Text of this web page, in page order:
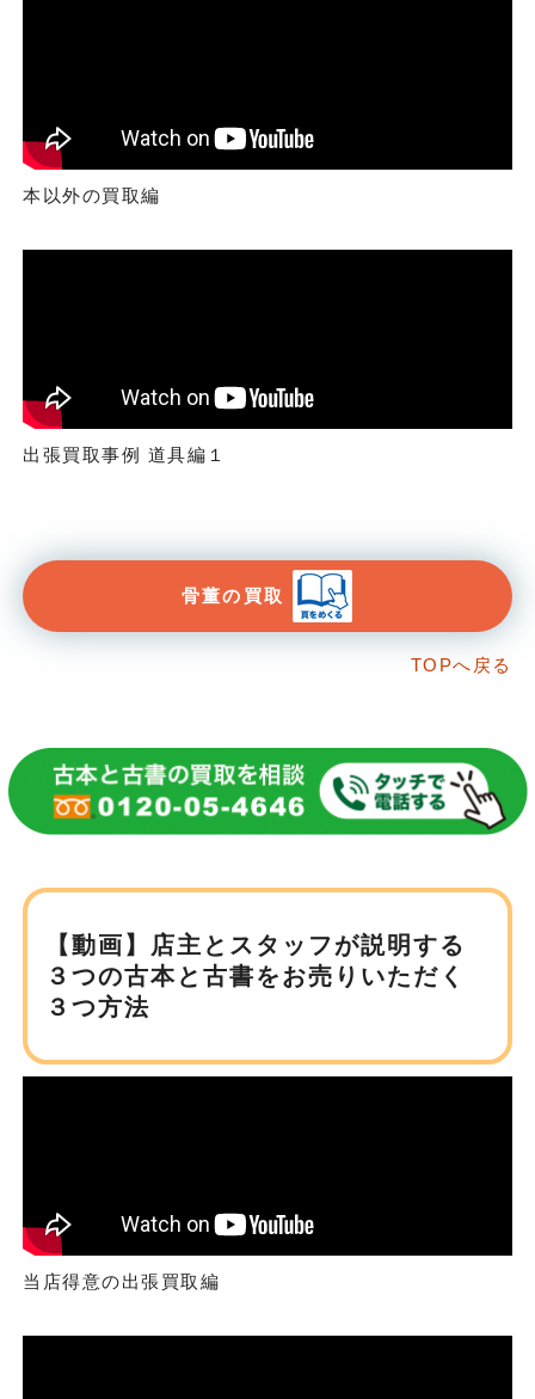
本以外の買取編
出張買取事例 道具編１
骨董の買取
TOPへ戻る
【動画】店主とスタッフが説明する
３つの古本と古書をお売りいただく
３つ方法
当店得意の出張買取編